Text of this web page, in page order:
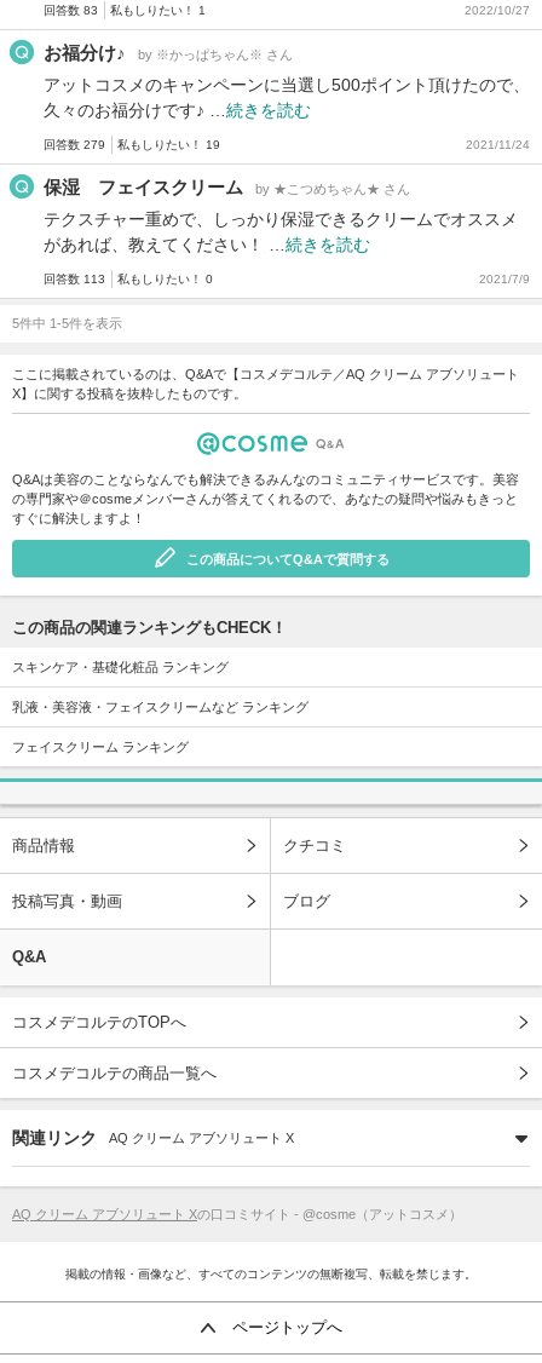
回答数 83 私もしりたい！ 1 2022/10/27
お福分け♪ by ※かっぱちゃん※ さん
アットコスメのキャンペーンに当選し500ポイント頂けたので、
久々のお福分けです♪ … 続きを読む
回答数 279 私もしりたい！ 19 2021/11/24
保湿 フェイスクリーム by ★こつめちゃん★ さん
テクスチャー重めで、しっかり保湿できるクリームでオススメ
があれば、教えてください！ … 続きを読む
回答数 113 私もしりたい！ 0 2021/7/9
5件中 1-5件を表示
ここに掲載されているのは、Q&Aで【コスメデコルテ／AQ クリーム アブソリュート
X】に関する投稿を抜粋したものです。
Q&Aは美容のことならなんでも解決できるみんなのコミュニティサービスです。美容
の専門家や＠cosmeメンバーさんが答えてくれるので、あなたの疑問や悩みもきっと
すぐに解決しますよ！
この商品についてQ&Aで質問する
この商品の関連ランキングもCHECK！
スキンケア・基礎化粧品 ランキング
乳液・美容液・フェイスクリームなど ランキング
フェイスクリーム ランキング
商品情報 クチコミ
投稿写真・動画 ブログ
Q&A
コスメデコルテのTOPへ
コスメデコルテの商品一覧へ
関連リンク AQ クリーム アブソリュート X
AQ クリーム アブソリュート Xの口コミサイト - @cosme（アットコスメ）
掲載の情報・画像など、すべてのコンテンツの無断複写、転載を禁じます。
ページトップへ